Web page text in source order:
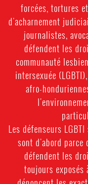
forcées, tortures
d'acharnement
journalistes,
défendent les
communauté
intersexuée
afro-
Les défenseurs
sont d'abord
défendent les
toujours